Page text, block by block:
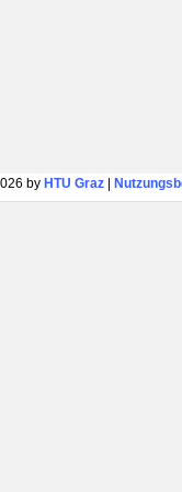
by HTU Graz|